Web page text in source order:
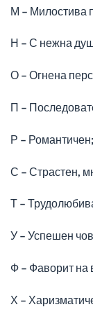
М – Милостива
Н – С нежна
О – Огнена
П –
Р – Романтичен;
С – Страстен,
Т –
У – Успешен
Ф – Фаворит на
Х –